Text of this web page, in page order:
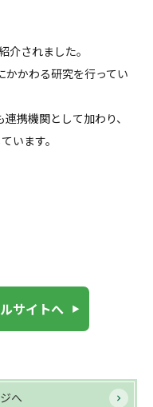
されました。
かわる研究を行ってい
携機関として加わり、
います。
サイトへ
へ